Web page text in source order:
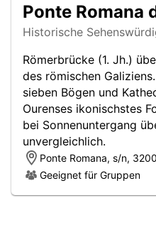
Ponte Romana
Historische
Römerbrücke (1. Jh.)
des römischen
sieben Bögen und
Ourenses ikonischstes
bei Sonnenuntergang
unvergleichlich.
Ponte Romana, s/n,
Geeignet für Gruppen